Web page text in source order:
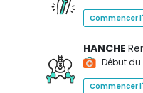
Commencer
HANCHE
Début
Commencer